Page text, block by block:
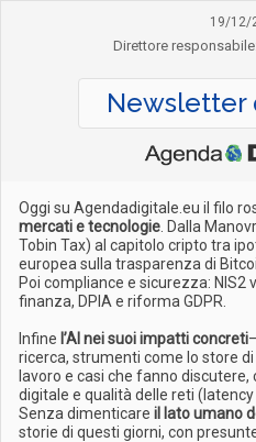
19/12/
Direttore responsabile:
Newsletter
Oggi su Agendadigitale.eu il filo
mercati e tecnologie . Dalla
Tobin Tax) al capitolo cripto tra
europea sulla trasparenza di
Poi compliance e sicurezza: NIS2
finanza, DPIA e riforma GDPR.
Infine l’AI nei suoi impatti concreti
ricerca, strumenti come lo store
lavoro e casi che fanno
digitale e qualità delle reti
Senza dimenticare il lato umano
storie di questi giorni, con